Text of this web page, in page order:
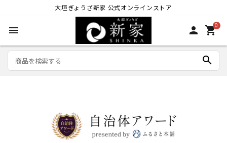
大垣ぎょうざ新家 公式オンラインストア
menu person 0
shopping_cart
search